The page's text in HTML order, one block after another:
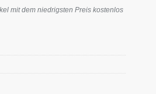
mit dem niedrigsten Preis kostenlos